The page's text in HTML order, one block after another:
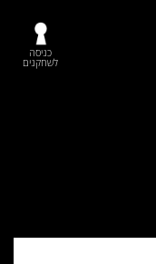
כניסה
לשחקנים